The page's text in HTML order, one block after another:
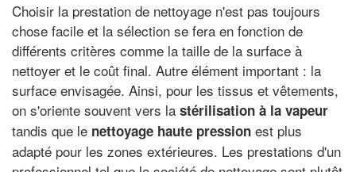
Choisir la prestation de nettoyage n'est pas toujours
chose facile et la sélection se fera en fonction de
différents critères comme la taille de la surface à
nettoyer et le coût final. Autre élément important : la
surface envisagée. Ainsi, pour les tissus et vêtements,
on s'oriente souvent vers la stérilisation à la vapeur
tandis que le nettoyage haute pression est plus
adapté pour les zones extérieures. Les prestations d'un